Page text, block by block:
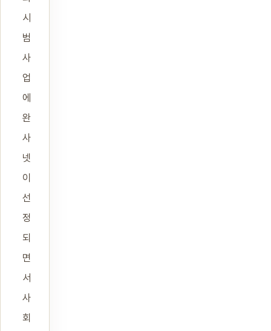
시
범
사
업
에
완
사
넷
이
선
정
되
면
서
사
회